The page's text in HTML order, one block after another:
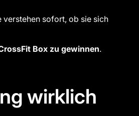
verstehen sofort, ob sie sich
Box zu gewinnen.
wirklich